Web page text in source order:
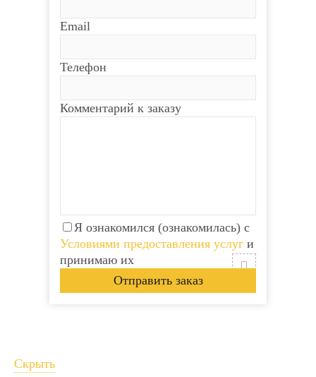
Email
Телефон
Комментарий к заказу
Я ознакомился (ознакомилась) с
Условиями предоставления услуг и
принимаю их
Скрыть